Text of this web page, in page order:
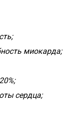
миокарда;
сердца;